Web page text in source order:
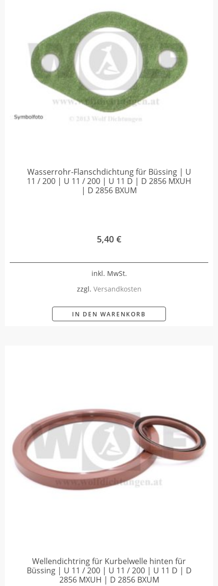
Wasserrohr-Flanschdichtung für Büssing | U
11 / 200 | U 11 / 200 | U 11 D | D 2856 MXUH
| D 2856 BXUM
5,40 €
inkl. MwSt.
zzgl. Versandkosten
IN DEN WARENKORB
Wellendichtring für Kurbelwelle hinten für
Büssing | U 11 / 200 | U 11 / 200 | U 11 D | D
2856 MXUH | D 2856 BXUM